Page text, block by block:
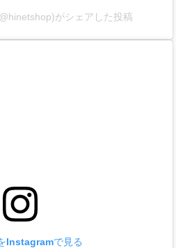
がシェアした投稿
Instagramで見る